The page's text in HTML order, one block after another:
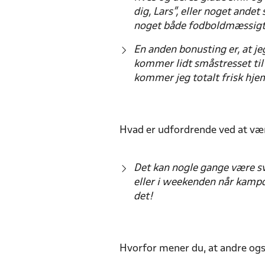
dig, Lars”, eller noget
noget både
En anden bonusting er, at
kommer lidt småstresset
kommer jeg totalt frisk
Hvad er udfordrende ved at
Det kan nogle gange være
eller i weekenden når
det!
Hvorfor mener du, at andre